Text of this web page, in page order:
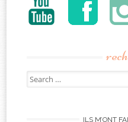
Search
for:
ILS M’ONT